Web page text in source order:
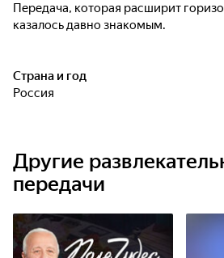
Передача, которая расширит
казалось давно знакомым.
Страна и год
Россия
Другие
передачи